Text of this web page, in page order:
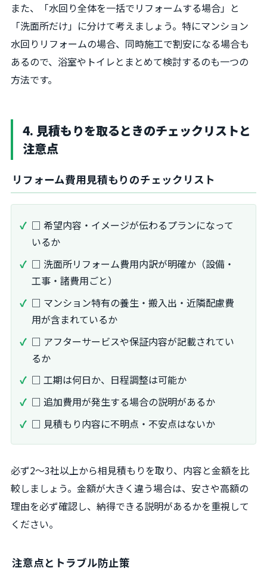
また、「水回り全体を一括でリフォームする場合」と
「洗面所だけ」に分けて考えましょう。特にマンション
水回りリフォームの場合、同時施工で割安になる場合も
あるので、浴室やトイレとまとめて検討するのも一つの
方法です。
4. 見積もりを取るときのチェックリストと
注意点
リフォーム費用見積もりのチェックリスト
□ 希望内容・イメージが伝わるプランになって
いるか
□ 洗面所リフォーム費用内訳が明確か（設備・
工事・諸費用ごと）
□ マンション特有の養生・搬入出・近隣配慮費
用が含まれているか
□ アフターサービスや保証内容が記載されてい
るか
□ 工期は何日か、日程調整は可能か
□ 追加費用が発生する場合の説明があるか
□ 見積もり内容に不明点・不安点はないか
必ず2～3社以上から相見積もりを取り、内容と金額を比
較しましょう。金額が大きく違う場合は、安さや高額の
理由を必ず確認し、納得できる説明があるかを重視して
ください。
注意点とトラブル防止策